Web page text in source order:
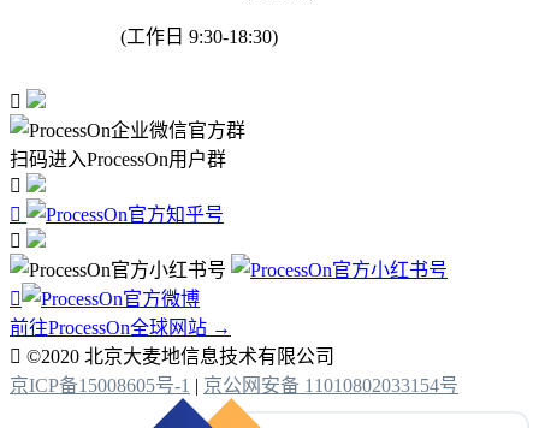
(工作日 9:30-18:30)

扫码进入ProcessOn用户群




前往ProcessOn全球网站 →
 ©2020 北京大麦地信息技术有限公司
京ICP备15008605号-1 | 京公网安备 11010802033154号